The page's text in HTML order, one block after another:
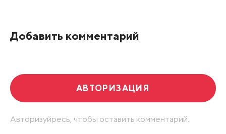
Добавить комментарий
АВТОРИЗАЦИЯ
Авторизуйресь, чтобы оставить комментарий.